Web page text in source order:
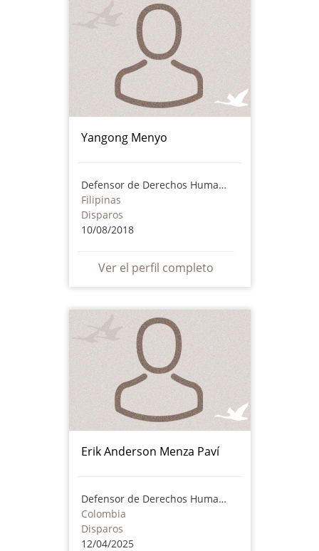
Yangong Menyo
Defensor de Derechos Humanos
Filipinas
Disparos
10/08/2018
Ver el perfil completo
Erik Anderson Menza Paví
Defensor de Derechos Humanos
Colombia
Disparos
12/04/2025